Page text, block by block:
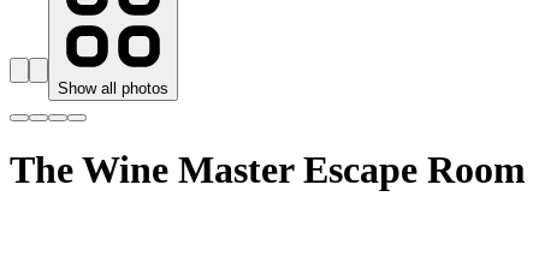
Show all photos
The Wine Master Escape Room